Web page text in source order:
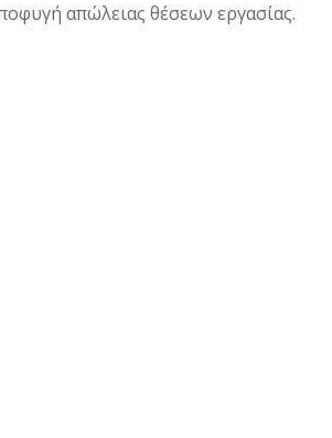
απώλειας θέσεων εργασίας.